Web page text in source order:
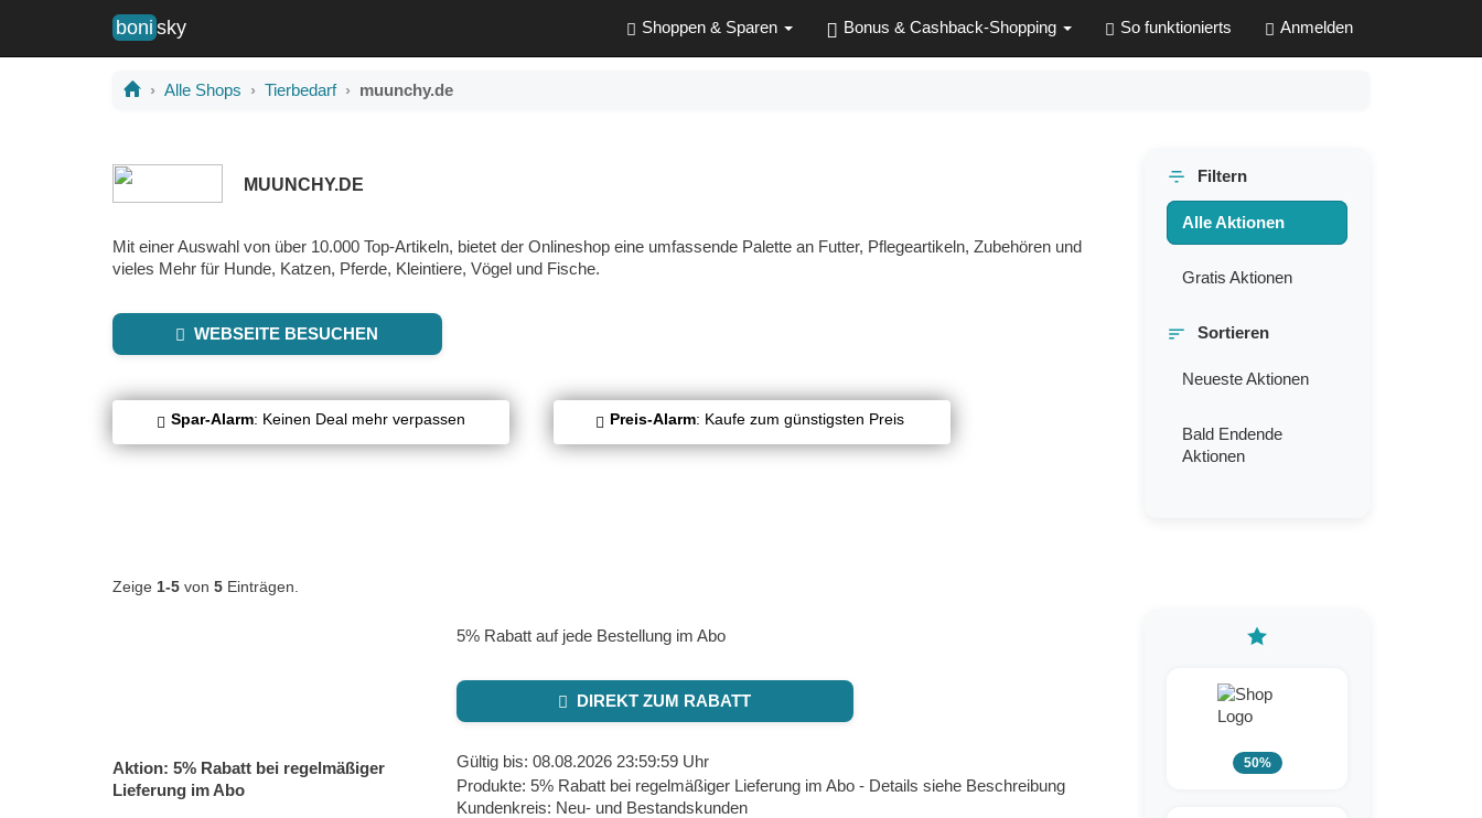
boni sky Shoppen & Sparen Bonus & Cashback-Shopping So funktionierts Anmelden
Alle Shops Tierbedarf muunchy.de
Filtern
Alle Aktionen
Gratis Aktionen
Sortieren
Neueste Aktionen
Bald Endende
Aktionen
MUUNCHY.DE
Mit einer Auswahl von über 10.000 Top-Artikeln, bietet der Onlineshop eine umfassende Palette an Futter, Pflegeartikeln, Zubehören und
vieles Mehr für Hunde, Katzen, Pferde, Kleintiere, Vögel und Fische.
WEBSEITE BESUCHEN
Spar-Alarm: Keinen Deal mehr verpassen Preis-Alarm: Kaufe zum günstigsten Preis
Zeige 1-5 von 5 Einträgen.
50%
Aktion: 5% Rabatt bei regelmäßiger
Lieferung im Abo
5% Rabatt auf jede Bestellung im Abo
DIREKT ZUM RABATT
Gültig bis: 08.08.2026 23:59:59 Uhr
Produkte: 5% Rabatt bei regelmäßiger Lieferung im Abo - Details siehe Beschreibung
Kundenkreis: Neu- und Bestandskunden